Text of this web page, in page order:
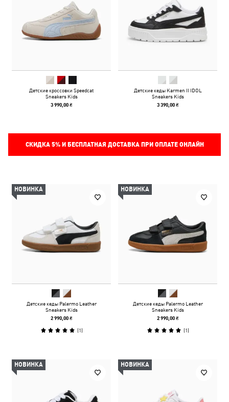
Детские кроссовки Speedcat
Sneakers Kids
3 990,00 ₴
Детские кеды Karmen II IDOL
Sneakers Kids
3 390,00 ₴
СКИДКА 5%И БЕСПЛАТНАЯ ДОСТАВКА ПРИ ОПЛАТЕ ОНЛАЙН
НОВИНКА
Детские кеды Palermo Leather
Sneakers Kids
2 990,00 ₴
(1)
НОВИНКА
Детские кеды Palermo Leather
Sneakers Kids
2 990,00 ₴
(1)
НОВИНКА НОВИНКА